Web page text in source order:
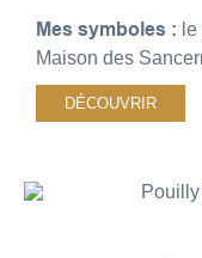
Mes symboles :
Maison des
DÉCOUVRIR